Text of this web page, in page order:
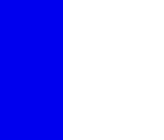
Integral